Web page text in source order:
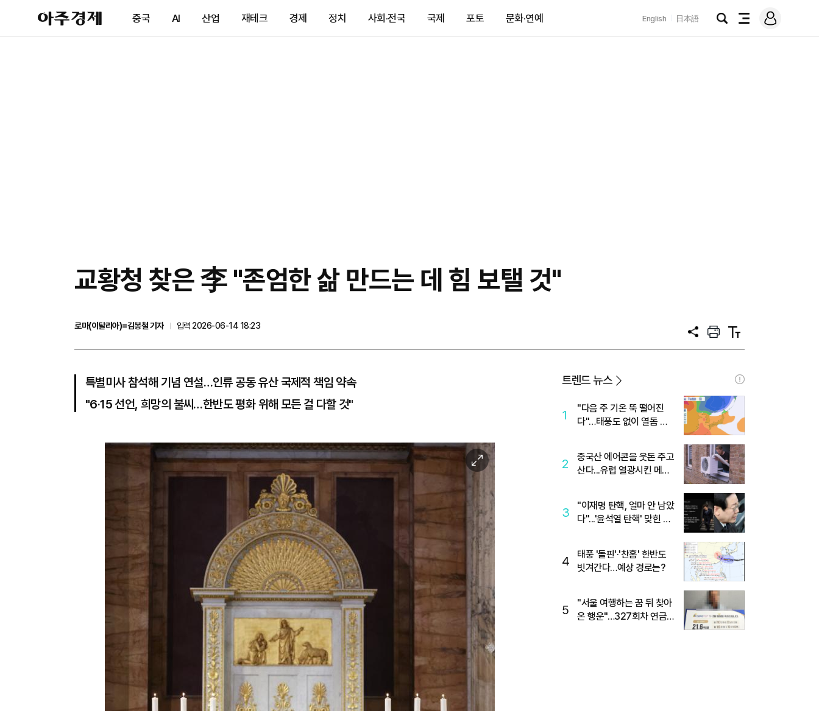
아
주
제
중국 AI 산업 재테크 경제 정치 사회·전국 국제 포토 문화·연예 English 日本語
검
전
메
그
교황청 찾은 李 "존엄한 삶 만드는 데 힘 보탤 것"
로마(이탈리아)=김봉철 기자
입력 2026-06-14 18:23
공
프
트
텍
트
특별미사 참석해 기념 연설…인류 공동 유산 국제적 책임 약속
"6·15 선언, 희망의 불씨…한반도 평화 위해 모든 걸 다할 것"
이
미
대
트렌드 뉴스
1
"다음 주 기온 뚝 떨어진
다"…태풍도 없이 열돔 박
2
중국산 에어콘을 웃돈 주고
산다...유럽 열광시킨 메이
3
"이재명 탄핵, 얼마 안 남았
다"...'윤석열 탄핵' 맞힌 무
4
태풍 '돌핀'·'찬홈' 한반도
빗겨간다…예상 경로는?
5
"서울 여행하는 꿈 뒤 찾아
온 행운"…327회차 연금